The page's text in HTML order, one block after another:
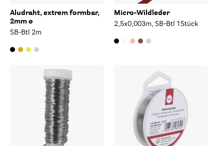
Aludraht, extrem formbar,
2mm ø
SB-Btl 2m
Micro-Wildleder
2,5x0,003m, SB-Btl 1Stück